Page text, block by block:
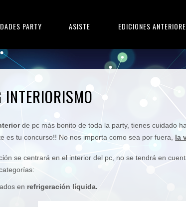
PARTY ASISTE EDICIONES
de pc más bonito de toda la party, tienes cuidado
es tu concurso!! No nos importa como sea por fuera, la
se centrará en el interior del pc, no se tendrá en
en refrigeración líquida.